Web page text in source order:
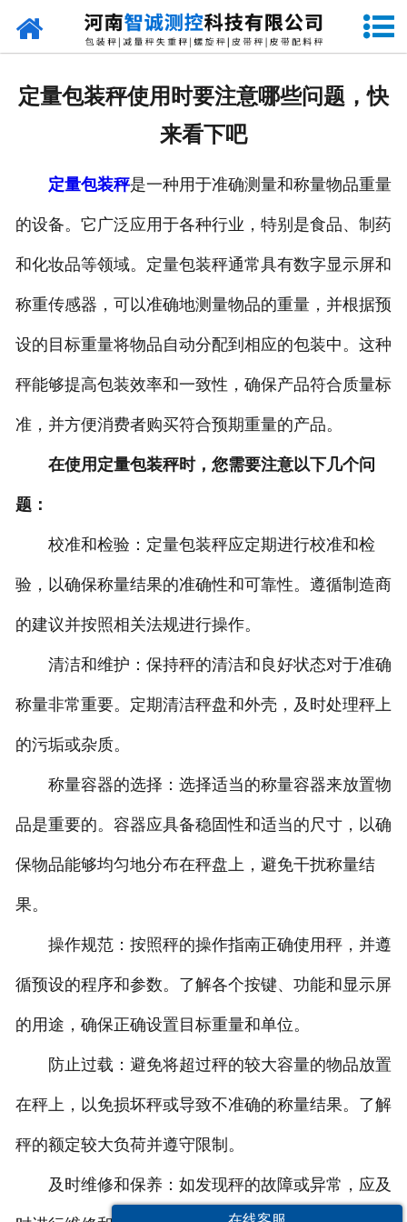
网站首页
设备原理
企业视频
联系我们
定量包装秤使用时要注意哪些问题，快
来看下吧
定量包装秤是一种用于准确测量和称量物品重量
的设备。它广泛应用于各种行业，特别是食品、制药
和化妆品等领域。定量包装秤通常具有数字显示屏和
称重传感器，可以准确地测量物品的重量，并根据预
设的目标重量将物品自动分配到相应的包装中。这种
秤能够提高包装效率和一致性，确保产品符合质量标
准，并方便消费者购买符合预期重量的产品。
在使用定量包装秤时，您需要注意以下几个问
题：
校准和检验：定量包装秤应定期进行校准和检
验，以确保称量结果的准确性和可靠性。遵循制造商
的建议并按照相关法规进行操作。
清洁和维护：保持秤的清洁和良好状态对于准确
称量非常重要。定期清洁秤盘和外壳，及时处理秤上
的污垢或杂质。
称量容器的选择：选择适当的称量容器来放置物
品是重要的。容器应具备稳固性和适当的尺寸，以确
保物品能够均匀地分布在秤盘上，避免干扰称量结
果。
操作规范：按照秤的操作指南正确使用秤，并遵
循预设的程序和参数。了解各个按键、功能和显示屏
的用途，确保正确设置目标重量和单位。
防止过载：避免将超过秤的较大容量的物品放置
在秤上，以免损坏秤或导致不准确的称量结果。了解
秤的额定较大负荷并遵守限制。
及时维修和保养：如发现秤的故障或异常，应及